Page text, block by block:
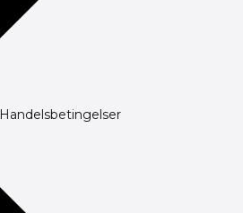
Handelsbetingelser